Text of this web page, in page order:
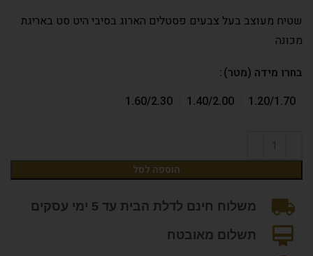
שטיח מעוצב בעל צבעים פסטלים הארוג בסיבי היט סט באריגת
מכונה
בחרו מידה (מטר)
1.20/1.70
1.40/2.00
1.60/2.30
הוספה לסל
משלוח חינם לדלת הבית עד 5 ימי עסקים
תשלום מאובטח